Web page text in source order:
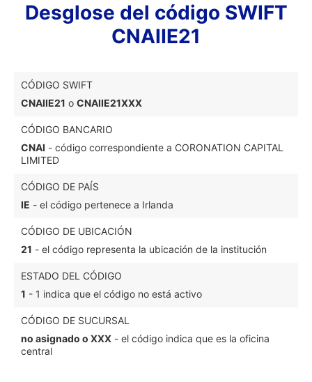
Desglose del código SWIFT
CNAIIE21
CÓDIGO SWIFT
CNAIIE21 o CNAIIE21XXX
CÓDIGO BANCARIO
CNAI - código correspondiente a CORONATION CAPITAL
LIMITED
CÓDIGO DE PAÍS
IE - el código pertenece a Irlanda
CÓDIGO DE UBICACIÓN
21 - el código representa la ubicación de la institución
ESTADO DEL CÓDIGO
1 - 1 indica que el código no está activo
CÓDIGO DE SUCURSAL
no asignado o XXX - el código indica que es la oficina
central